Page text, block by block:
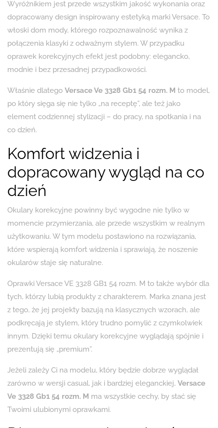
Wyróżnikiem jest przede wszystkim jakość wykonania oraz
dopracowany design inspirowany estetyką marki Versace. To
włoski dom mody, którego rozpoznawalność wynika z
połączenia klasyki z odważnym stylem. W przypadku
oprawek korekcyjnych efekt jest podobny: elegancko,
modnie i bez przesadnej przypadkowości.
Właśnie dlatego Versace Ve 3328 Gb1 54 rozm. M to model,
po który sięga się nie tylko „na receptę”, ale też jako
element codziennej stylizacji – do pracy, na spotkania i na
co dzień.
Komfort widzenia i
dopracowany wygląd na co
dzień
Okulary korekcyjne powinny być wygodne nie tylko w
momencie przymierzania, ale przede wszystkim w realnym
użytkowaniu. W tym modelu postawiono na rozwiązania,
które wspierają komfort widzenia i sprawiają, że noszenie
okularów staje się naturalne.
Oprawki Versace VE 3328 GB1 54 rozm. M to także wybór dla
tych, którzy lubią produkty z charakterem. Marka znana jest
z tego, że jej projekty bazują na klasycznych wzorach, ale
podkręcają je stylem, który trudno pomylić z czymkolwiek
innym. Dzięki temu okulary korekcyjne wyglądają spójnie i
prezentują się „premium”.
Jeżeli zależy Ci na modelu, który będzie dobrze wyglądał
zarówno w wersji casual, jak i bardziej eleganckiej, Versace
Ve 3328 Gb1 54 rozm. M ma wszystkie cechy, by stać się
Twoimi ulubionymi oprawkami.